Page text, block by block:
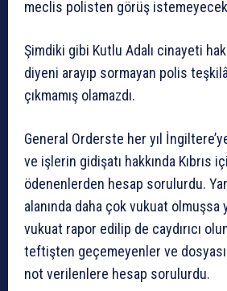
meclis polisten görüş
Şimdiki gibi Kutlu Adalı cinayeti
diyeni arayıp sormayan polis
çıkmamış olamazdı.
General Orderste her yıl
ve işlerin gidişatı hakkında Kıbrıs
ödenenlerden hesap sorulurdu.
alanında daha çok vukuat olmuşsa
vukuat rapor edilip de caydırıcı
teftişten geçemeyenler ve
not verilenlere hesap sorulurdu.